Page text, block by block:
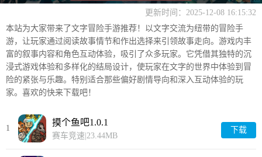
更新时间：2025-12-08 16:15:32
本站为大家带来了文字冒险手游推荐！以文字交流为纽带的冒险手
游，让玩家通过阅读故事情节和作出选择来引领故事走向。游戏内丰
富的叙事内容和角色互动体验，吸引了众多玩家。它凭借其独特的沉
浸式游戏体验和多样化的结局设计，使玩家在文字的世界中体验到冒
险的紧张与乐趣。特别适合那些偏好剧情导向和深入互动体验的玩
家。喜欢的快来下载吧！
1
摸个鱼吧1.0.1
赛车竞速 23.44MB
下载